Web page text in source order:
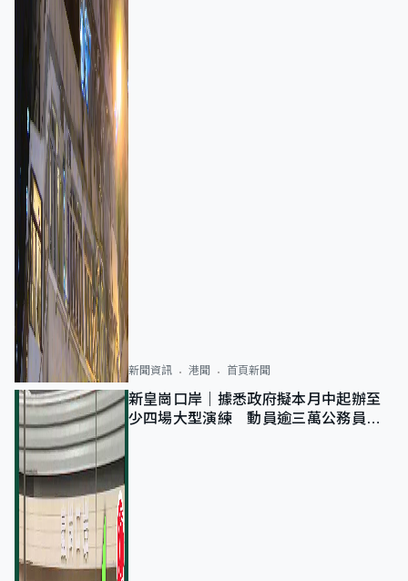
新聞資訊 港聞 首頁新聞
新皇崗口岸｜據悉政府擬本月中起辦至
少四場大型演練 動員逾三萬公務員人